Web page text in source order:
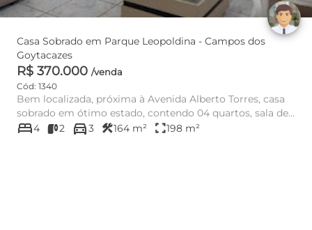
Casa Sobrado em Parque Leopoldina - Campos dos
Goytacazes
R$ 370.000 /venda
Cód: 1340
Bem localizada, próxima à Avenida Alberto Torres, casa
sobrado em ótimo estado, contendo 04 quartos, sala de
estar e jan...
bed4 2 directions_car3 construction164 m² fullscreen198 m²